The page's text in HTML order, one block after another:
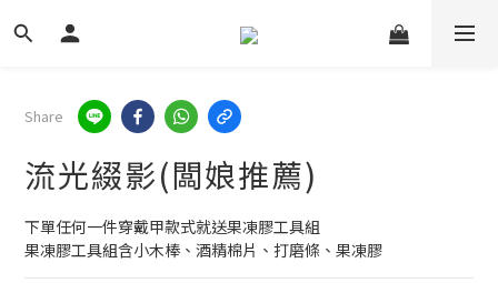
Share
流光綴影(闆娘推薦)
下單任何一件穿戴甲款式就送果凍膠工具組
果凍膠工具組含小木棒、酒精棉片、打磨條、果凍膠